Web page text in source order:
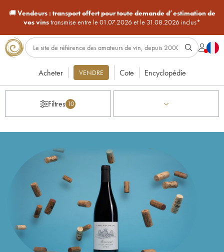
🚚Vendeurs : transport offert pour toute demande d’estimation de
vos vinstransmise entre le 01.07.2026 et le 31.08.2026 inclus*
Acheter VENDRE Cote Encyclopédie
Filtres 10